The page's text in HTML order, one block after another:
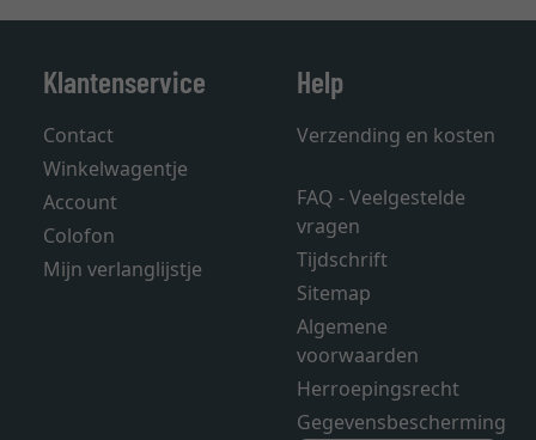
Klantenservice
Contact
Winkelwagentje
Account
Colofon
Mijn verlanglijstje
Help
Verzending en kosten
FAQ - Veelgestelde
vragen
Tijdschrift
Sitemap
Algemene
voorwaarden
Herroepingsrecht
Gegevensbescherming